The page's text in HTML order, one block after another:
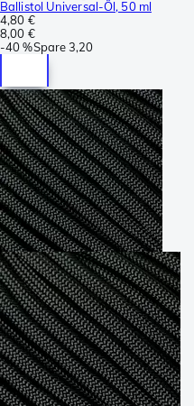
Ballistol Universal-Öl, 50 ml
4,80 €
8,00 €
-40 %Spare3,20